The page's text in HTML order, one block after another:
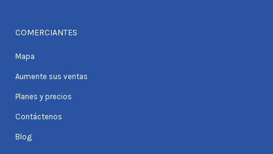
COMERCIANTES
Mapa
Aumente sus ventas
Planes y precios
Contáctenos
Blog